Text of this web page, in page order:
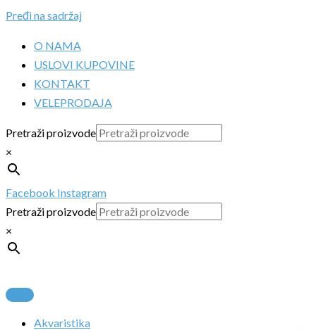
Pređi na sadržaj
O NAMA
USLOVI KUPOVINE
KONTAKT
VELEPRODAJA
Pretraži proizvode
×
Facebook Instagram
Pretraži proizvode
×
Akvaristika